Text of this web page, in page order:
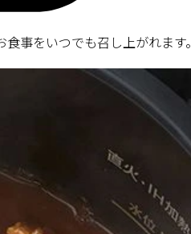
事をいつでも召し上がれます。